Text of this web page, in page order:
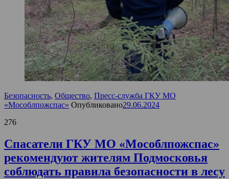
Безопасность, Общество, Пресс-служба ГКУ МО
«Мособлпожспас» Опубликовано29.06.2024
276
Спасатели ГКУ МО «Мособлпожспас»
рекомендуют жителям Подмосковья
соблюдать правила безопасности в лесу